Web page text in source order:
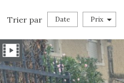
Trier par Date Prix